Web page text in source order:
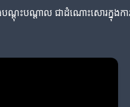
បណ្តុះបណ្តាល ជាដំណោះសោរក្នុងកា